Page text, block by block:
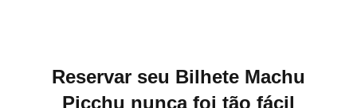
Reservar seu Bilhete Machu
Picchu nunca foi tão fácil